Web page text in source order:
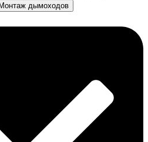
дымоходов